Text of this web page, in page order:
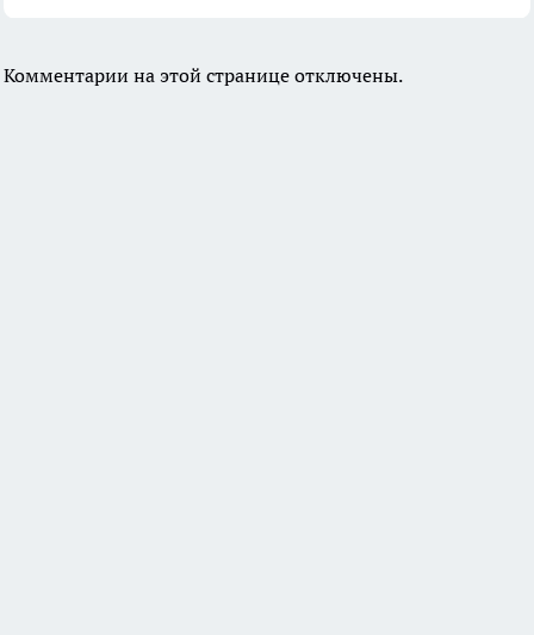
Комментарии на этой странице отключены.